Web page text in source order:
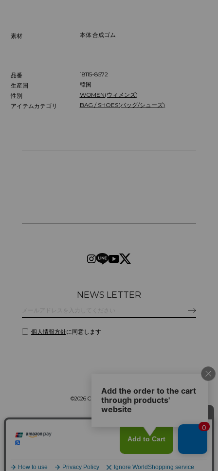
素材 本体 合成ゴム
品番
18115-8572
生産国
韓国
性別
WOMEN(ウィメンズ)
アイテムカテゴリ
BAG / SHOES(バッグ/シューズ)
NEWS LETTER
個人情報方針に同意します
©2026 CLANE DESIGN CO.,LTD